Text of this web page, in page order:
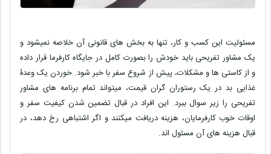
مسئولیت این کسب و کار، تنها به بخش های قانونی آن خلاصه نمیشود و
یک مشاور تفریحی باید خودش را بصورت کامل در جایگاه کارفرما قرار داده
و از کاستی ها و مشکلات، پیش از شروع سفر با خبر شود. خوردن یک وعدۀ
غذایی بد در یک رستوران گران قیمت، میتواند تمام برنامه های مشاور
تفریحی را زیر سوال ببرد. این افراد در قبال تضمین شدن کیفیت سفر و
اوقات خوب کارفرمایان، هزینه دریافت میکنند و اگر اشتباهی رخ دهد، در
قبال هزینه های آن مسئول اند.